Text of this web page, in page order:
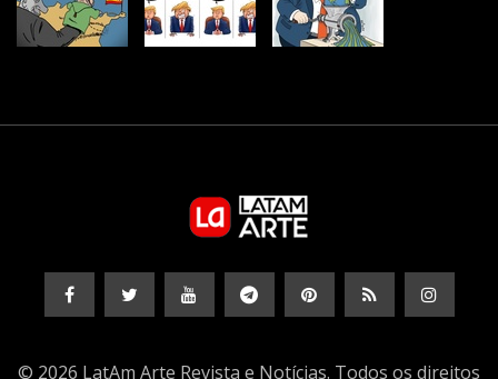
© 2026 LatAm Arte Revista e Notícias. Todos os direitos